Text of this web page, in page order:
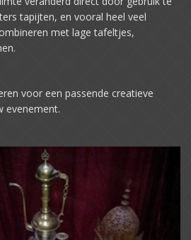
tapijten, en vooral heel veel
met lage tafeltjes,
voor een passende creatieve
evenement.